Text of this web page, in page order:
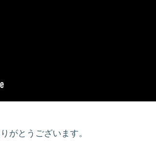
がとうございます。